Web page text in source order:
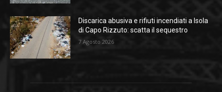
Discarica abusiva e rifiuti incendiati a Isola
di Capo Rizzuto: scatta il sequestro
7 Agosto 2026